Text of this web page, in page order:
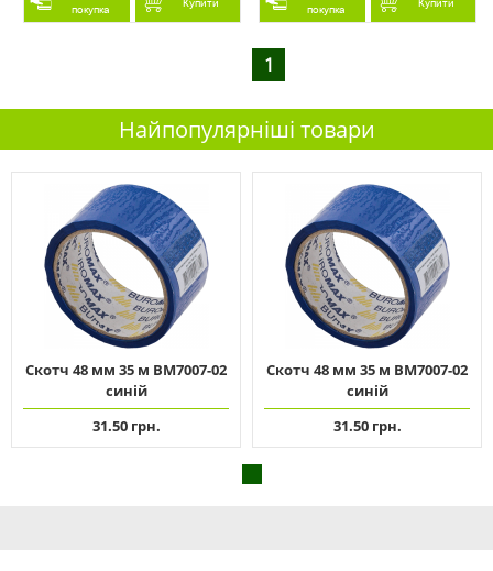
покупка
покупка
1
Найпопулярніші товари
Скотч 48 мм 35 м ВМ7007-02
синій
31.50 грн.
Скотч 48 мм 35 м ВМ7007-02
синій
31.50 грн.